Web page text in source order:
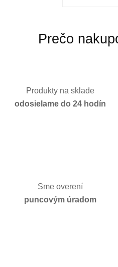
Prečo
Produkty na sklade
odosielame do 24 hodín
Sme overení
puncovým úradom